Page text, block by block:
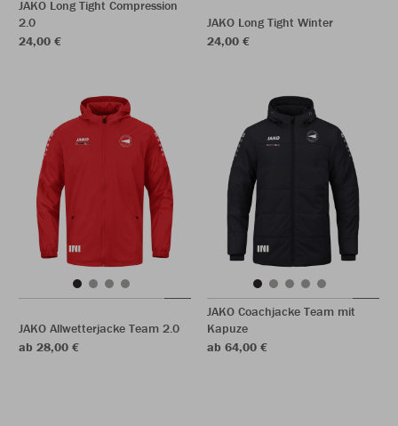
JAKO Long Tight Compression
2.0
24,00 €
JAKO Long Tight Winter
24,00 €
JAKO Allwetterjacke Team 2.0
ab 28,00 €
JAKO Coachjacke Team mit
Kapuze
ab 64,00 €